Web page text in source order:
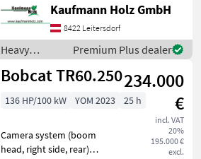
Hubkraft 5 Meter Hubhöhe
56 KW 2 Stufen Hydrostat
nur 198cm Bauhöhe nur
190cm Bau
Kaufmann Holz GmbH
8422 Leitersdorf
Heavy
equipment/
construction
Bobcat
Premium Plus dealer
Bobcat TR60.250234.000
€
incl. VAT
20%
195.000 €
excl.
136 HP/100 kW YOM 2023 25 h
Camera system (boom
head, right side, rear)